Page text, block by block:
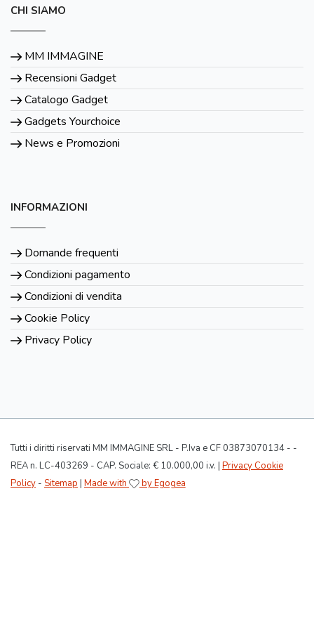
CHI SIAMO
MM IMMAGINE
Recensioni Gadget
Catalogo Gadget
Gadgets Yourchoice
News e Promozioni
INFORMAZIONI
Domande frequenti
Condizioni pagamento
Condizioni di vendita
Cookie Policy
Privacy Policy
Tutti i diritti riservati MM IMMAGINE SRL - P.Iva e CF 03873070134 - -
REA n. LC-403269 - CAP. Sociale: € 10.000,00 i.v. | Privacy Cookie
Policy - Sitemap | Made with by Egogea